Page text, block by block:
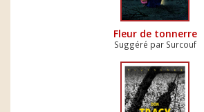
Fleur de tonnerre
Suggéré par Surcouf